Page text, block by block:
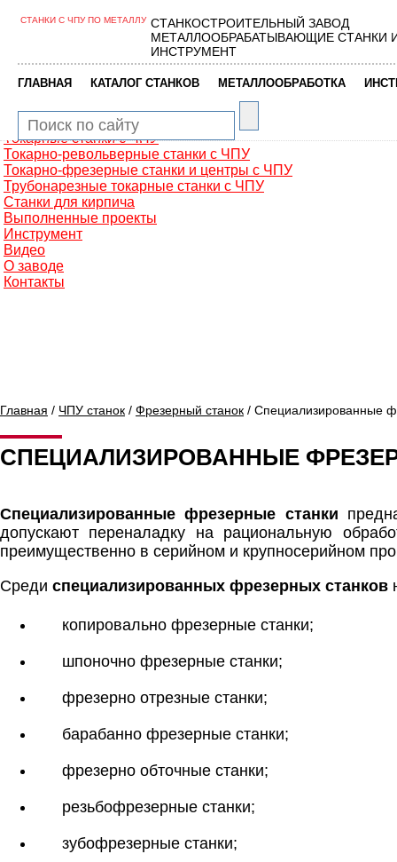
Главная
Фрезерные обрабатывающие центры
Сверлильно-фрезерные станки
Промышленные роботы манипуляторы
Токарные автоматы с ЧПУ
Токарные станки с ЧПУ
Токарно-револьверные станки с ЧПУ
Токарно-фрезерные станки и центры с ЧПУ
Трубонарезные токарные станки с ЧПУ
Станки для кирпича
Выполненные проекты
Инструмент
Видео
О заводе
Контакты
СТАНКИ С ЧПУ ПО МЕТАЛЛУ СТАНКОСТРОИТЕЛЬНЫЙ ЗАВОД
МЕТАЛЛООБРАБАТЫВАЮЩИЕ СТАНКИ
ИНСТРУМЕНТ
ГЛАВНАЯ КАТАЛОГ СТАНКОВ МЕТАЛЛООБРАБОТКА
Главная / ЧПУ станок / Фрезерный станок / Специализированные
СПЕЦИАЛИЗИРОВАННЫЕ
Специализированные фрезерные станки
допускают переналадку на рациональную
преимущественно в серийном и крупносерийном
Среди специализированных фрезерных станков
копировально фрезерные станки;
шпоночно фрезерные станки;
фрезерно отрезные станки;
барабанно фрезерные станки;
фрезерно обточные станки;
резьбофрезерные станки;
зубофрезерные станки;